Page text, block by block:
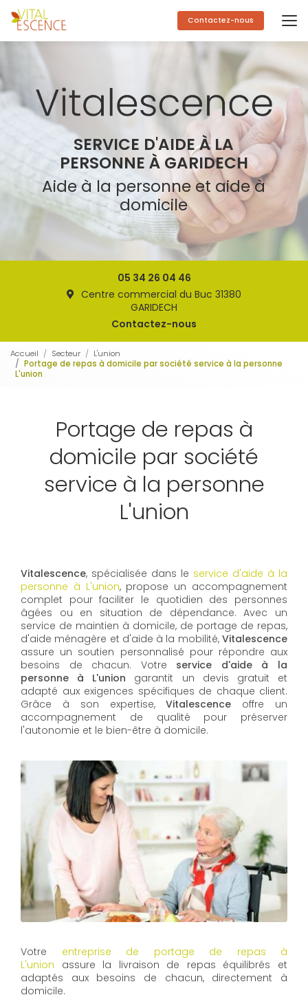
Aller
au
contenu
principal
Contactez-nous
SERVICE D'AIDE À LA
PERSONNE À GARIDECH
Aide à la personne et aide à
domicile
05 34 26 04 46
Centre commercial du Buc 31380
GARIDECH
Contactez-nous
Accueil Secteur
L'union
Portage de repas à domicile par société service à la personne
L'union
Portage de repas à
domicile par société
service à la personne
L'union
Vitalescence, spécialisée dans le service d'aide à la
personne à L'union, propose un accompagnement
complet pour faciliter le quotidien des personnes
âgées ou en situation de dépendance. Avec un
service de maintien à domicile, de portage de repas,
d'aide ménagère et d'aide à la mobilité, Vitalescence
assure un soutien personnalisé pour répondre aux
besoins de chacun. Votre service d'aide à la
personne à L'union garantit un devis gratuit et
adapté aux exigences spécifiques de chaque client.
Grâce à son expertise,Vitalescence offre un
accompagnement de qualité pour préserver
l'autonomie et le bien-être à domicile.
Votre entreprise de portage de repas à
L'union assure la livraison de repas équilibrés et
adaptés aux besoins de chacun, directement à
domicile.